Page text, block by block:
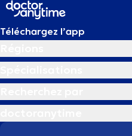
Téléchargez l’app